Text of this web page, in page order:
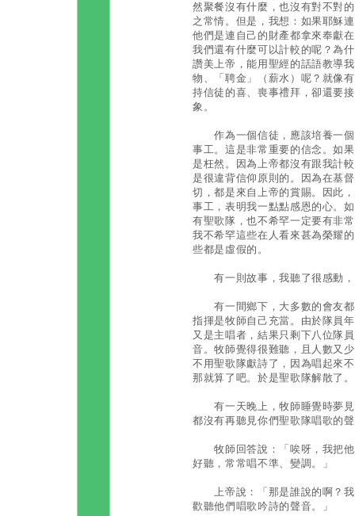
然聚餐沒有什麼，也沒有對不對
之常情。但是，我想：如果耶穌
他們是連自己的財產都拿來奉獻
我們還有什麼可以計較的呢？為
讚美上帝，能用聖經的話語教導
物、「聘金」（薪水）呢？就像
持信徒的喜、喪事禮拜，卻還要
象。
作為一個信徒，應該培養一個
事工。這是非常重要的信念。如
是枉然。因為上帝都沒有跟我計
是很違背信仰原則的。因為在基
切，都是來自上帝的賞賜。因此
事工，表明我一點點感恩的心。
有聖歌隊，也不希罕一定要有非
我不希罕這些在人看來甚為榮耀
些都是虛假的。
有一則故事，我聽了很感動，
有一間鄉下，大多數的會友都
指揮是牧師自己充當。由於隊員
又是主唱者，結果只剩下八位隊
音。牧師覺得很難聽，且人數又
不用聖歌隊獻詩了，因為唱起來
那就算了吧。於是聖歌隊解散了。
有一天晚上，牧師睡覺時夢見
都沒有再聽見你們聖歌隊唱歌的
牧師回答說：「唉呀，我把他
好聽，常常唱不準、變調。」
上帝說：「那是誰說的啊？我
歡聽他們唱歌吟詩的聲音。」